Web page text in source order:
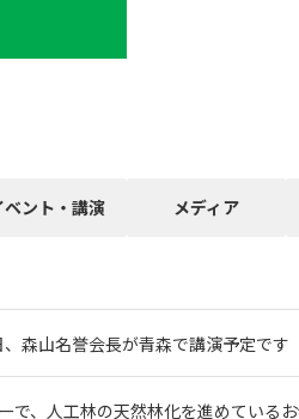
ベント・講演 メディア
森山名誉会長が青森で講演予定です
で、人工林の天然林化を進めている